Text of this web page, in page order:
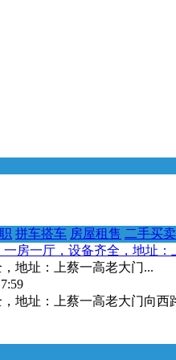
拼车搭车 房屋租售 二手买卖
一房一厅，设备齐全，地址：
地址：上蔡一高老大门...
地址：上蔡一高老大门向西